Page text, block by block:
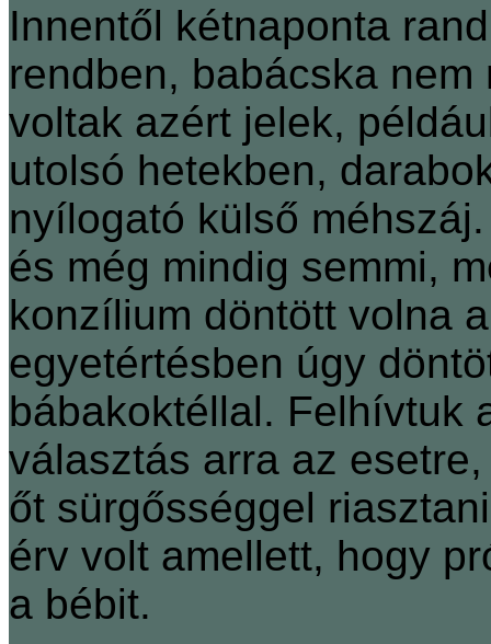
Innentől kétnaponta
rendben, babácska
voltak azért jelek,
utolsó hetekben,
nyílogató külső
és még mindig semmi,
konzílium döntött volna
egyetértésben úgy
bábakoktéllal. Felhívtuk
választás arra az
őt sürgősséggel
érv volt amellett, hogy
a bébit.